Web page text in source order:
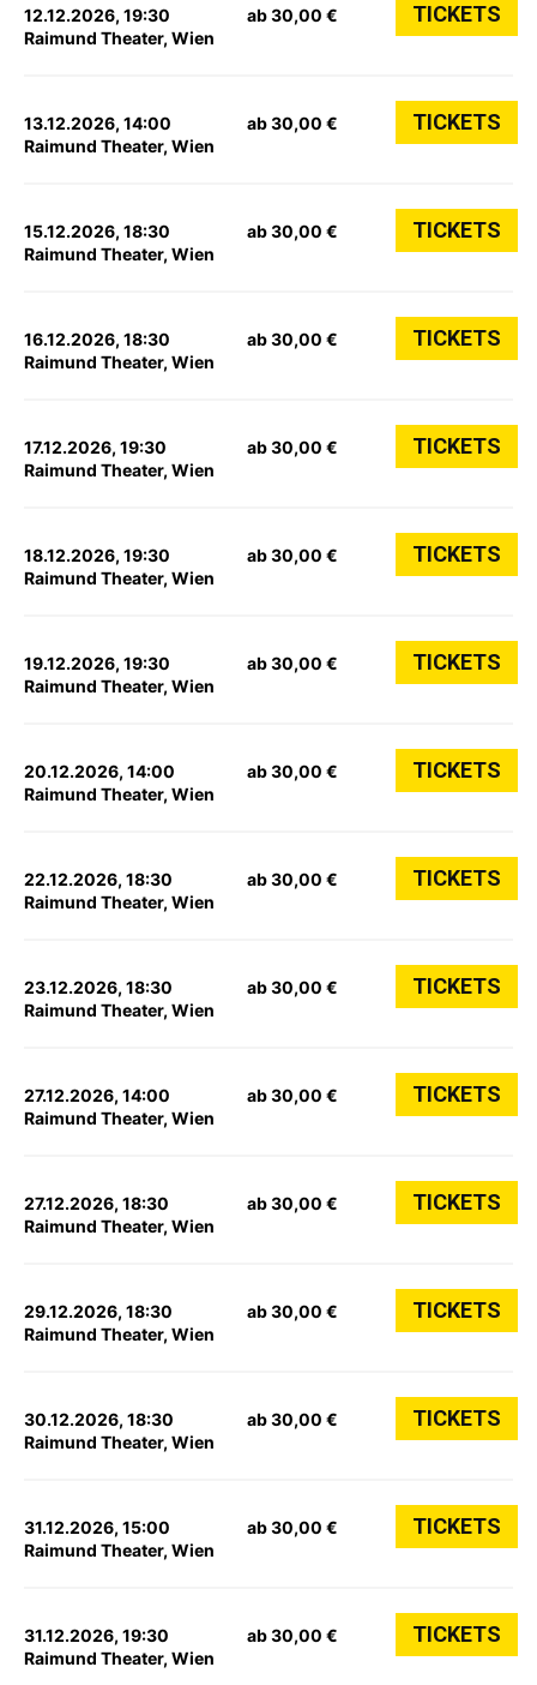
12.12.2026, 19:30
Raimund Theater, Wien
ab 30,00 € TICKETS
13.12.2026, 14:00
Raimund Theater, Wien
ab 30,00 € TICKETS
15.12.2026, 18:30
Raimund Theater, Wien
ab 30,00 € TICKETS
16.12.2026, 18:30
Raimund Theater, Wien
ab 30,00 € TICKETS
17.12.2026, 19:30
Raimund Theater, Wien
ab 30,00 € TICKETS
18.12.2026, 19:30
Raimund Theater, Wien
ab 30,00 € TICKETS
19.12.2026, 19:30
Raimund Theater, Wien
ab 30,00 € TICKETS
20.12.2026, 14:00
Raimund Theater, Wien
ab 30,00 € TICKETS
22.12.2026, 18:30
Raimund Theater, Wien
ab 30,00 € TICKETS
23.12.2026, 18:30
Raimund Theater, Wien
ab 30,00 € TICKETS
27.12.2026, 14:00
Raimund Theater, Wien
ab 30,00 € TICKETS
27.12.2026, 18:30
Raimund Theater, Wien
ab 30,00 € TICKETS
29.12.2026, 18:30
Raimund Theater, Wien
ab 30,00 € TICKETS
30.12.2026, 18:30
Raimund Theater, Wien
ab 30,00 € TICKETS
31.12.2026, 15:00
Raimund Theater, Wien
ab 30,00 € TICKETS
31.12.2026, 19:30
Raimund Theater, Wien
ab 30,00 € TICKETS